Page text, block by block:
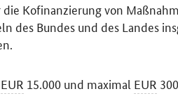
die Kofinanzierung von
des Bundes und des Landes
EUR 15.000 und maximal EUR